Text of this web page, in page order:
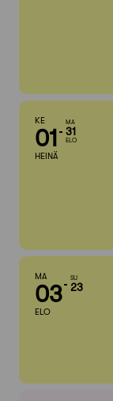
KE
01
HEINÄ
MA
31
ELO
MA
03
ELO
SU
23